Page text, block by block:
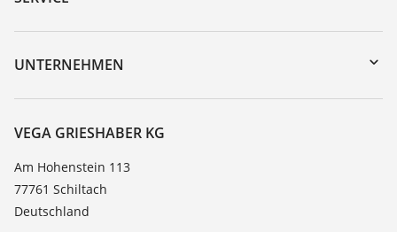
DTM Collection/PACTware
Geräterücksendung
Trainings
TeamViewer
UNTERNEHMEN
Karriere
Über VEGA
Kontakt
News
Presse
VEGA GRIESHABER KG
Am Hohenstein 113
77761 Schiltach
Deutschland